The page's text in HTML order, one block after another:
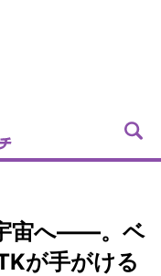
宙へ――。ベ
が手がける